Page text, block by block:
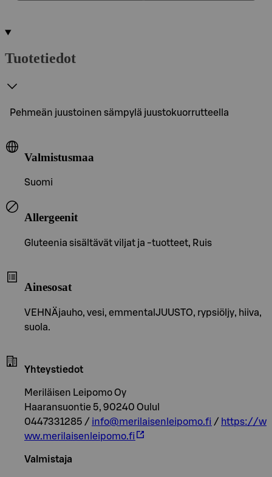
Tuotetiedot
Pehmeän juustoinen sämpylä juustokuorrutteella
Valmistusmaa
Suomi
Allergeenit
Gluteenia sisältävät viljat ja -tuotteet, Ruis
Ainesosat
VEHNÄjauho, vesi, emmentalJUUSTO, rypsiöljy, hiiva,
suola.
Yhteystiedot
Meriläisen Leipomo Oy
Haaransuontie 5, 90240 Oulul
0447331285 / info@merilaisenleipomo.fi / https://w
ww.merilaisenleipomo.fi
Valmistaja